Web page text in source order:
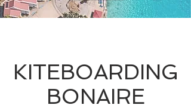
KITEBOARDING
BONAIRE